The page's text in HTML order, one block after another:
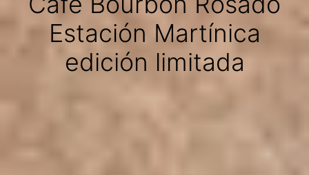
Estación Martínica
edición limitada